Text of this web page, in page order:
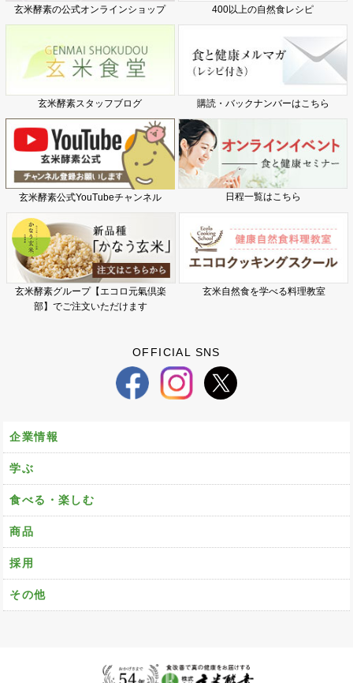
玄米酵素の公式オンラインショップ 400以上の自然食レシピ
玄米酵素スタッフブログ 購読・バックナンバーはこちら
玄米酵素公式YouTubeチャンネル 日程一覧はこちら
玄米酵素グループ【エコロ元氣倶楽
部】でご注文いただけます
玄米自然食を学べる料理教室
OFFICIAL SNS
企業情報
学ぶ
食べる・楽しむ
商品
採用
その他